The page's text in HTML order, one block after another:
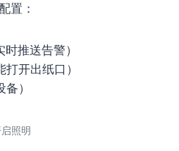
置：
推送告警）
开出纸口）
）
照明